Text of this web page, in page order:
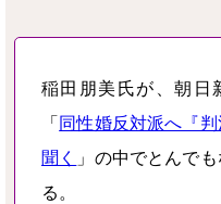
稲田朋美氏が、朝日
「 同性婚反対派へ『
聞く
」の中でとんで
る。